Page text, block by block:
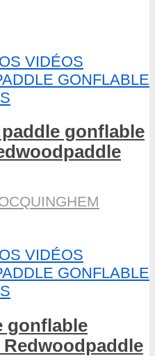
VIDÉOS
GONFLABLE
gonflable
VIDÉOS
GONFLABLE
gonflable